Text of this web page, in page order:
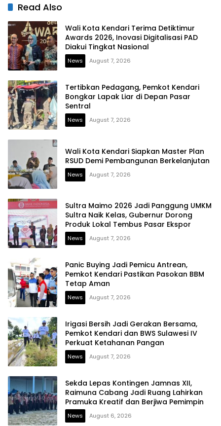
Read Also
Wali Kota Kendari Terima Detiktimur
Awards 2026, Inovasi Digitalisasi PAD
Diakui Tingkat Nasional
News August 7, 2026
Tertibkan Pedagang, Pemkot Kendari
Bongkar Lapak Liar di Depan Pasar
Sentral
News August 7, 2026
Wali Kota Kendari Siapkan Master Plan
RSUD Demi Pembangunan Berkelanjutan
News August 7, 2026
Sultra Maimo 2026 Jadi Panggung UMKM
Sultra Naik Kelas, Gubernur Dorong
Produk Lokal Tembus Pasar Ekspor
News August 7, 2026
Panic Buying Jadi Pemicu Antrean,
Pemkot Kendari Pastikan Pasokan BBM
Tetap Aman
News August 7, 2026
Irigasi Bersih Jadi Gerakan Bersama,
Pemkot Kendari dan BWS Sulawesi IV
Perkuat Ketahanan Pangan
News August 7, 2026
Sekda Lepas Kontingen Jamnas XII,
Raimuna Cabang Jadi Ruang Lahirkan
Pramuka Kreatif dan Berjiwa Pemimpin
News August 6, 2026